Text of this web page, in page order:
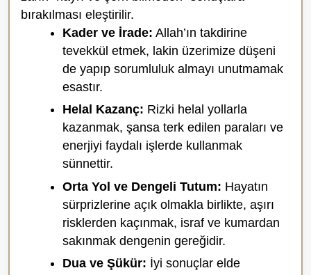
bırakılması eleştirilir.
Kader ve İrade: Allah’ın takdirine
tevekkül etmek, lakin üzerimize düşeni
de yapıp sorumluluk almayı unutmamak
esastır.
Helal Kazanç: Rizki helal yollarla
kazanmak, şansa terk edilen paraları ve
enerjiyi faydalı işlerde kullanmak
sünnettir.
Orta Yol ve Dengeli Tutum: Hayatın
sürprizlerine açık olmakla birlikte, aşırı
risklerden kaçınmak, israf ve kumardan
sakınmak dengenin gereğidir.
Dua ve Şükür: İyi sonuçlar elde